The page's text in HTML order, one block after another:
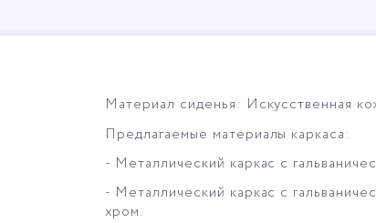
Материал сиденья: Искусственная
Предлагаемые материалы каркаса:
- Металлический каркас с
- Металлический каркас с
хром.